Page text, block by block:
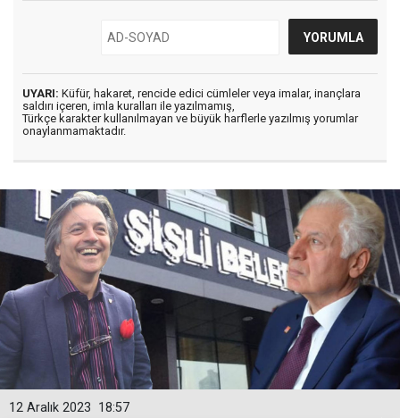
UYARI: Küfür, hakaret, rencide edici cümleler veya imalar, inançlara
saldırı içeren, imla kuralları ile yazılmamış,
Türkçe karakter kullanılmayan ve büyük harflerle yazılmış yorumlar
onaylanmamaktadır.
18:57
12 Aralık 2023